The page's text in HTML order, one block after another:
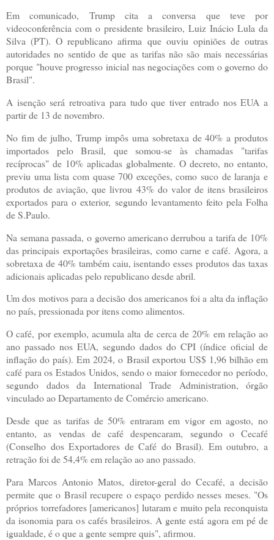
Em comunicado, Trump cita a conversa que teve por
videoconferência com o presidente brasileiro, Luiz Inácio Lula da
Silva (PT). O republicano afirma que ouviu opiniões de outras
autoridades no sentido de que as tarifas não são mais necessárias
porque "houve progresso inicial nas negociações com o governo do
Brasil".
A isenção será retroativa para tudo que tiver entrado nos EUA a
partir de 13 de novembro.
No fim de julho, Trump impôs uma sobretaxa de 40% a produtos
importados pelo Brasil, que somou-se às chamadas "tarifas
recíprocas" de 10% aplicadas globalmente. O decreto, no entanto,
previu uma lista com quase 700 exceções, como suco de laranja e
produtos de aviação, que livrou 43% do valor de itens brasileiros
exportados para o exterior, segundo levantamento feito pela Folha
de S.Paulo.
Na semana passada, o governo americano derrubou a tarifa de 10%
das principais exportações brasileiras, como carne e café. Agora, a
sobretaxa de 40% também caiu, isentando esses produtos das taxas
adicionais aplicadas pelo republicano desde abril.
Um dos motivos para a decisão dos americanos foi a alta da inflação
no país, pressionada por itens como alimentos.
O café, por exemplo, acumula alta de cerca de 20% em relação ao
ano passado nos EUA, segundo dados do CPI (índice oficial de
inflação do país). Em 2024, o Brasil exportou US$ 1,96 bilhão em
café para os Estados Unidos, sendo o maior fornecedor no período,
segundo dados da International Trade Administration, órgão
vinculado ao Departamento de Comércio americano.
Desde que as tarifas de 50% entraram em vigor em agosto, no
entanto, as vendas de café despencaram, segundo o Cecafé
(Conselho dos Exportadores de Café do Brasil). Em outubro, a
retração foi de 54,4% em relação ao ano passado.
Para Marcos Antonio Matos, diretor-geral do Cecafé, a decisão
permite que o Brasil recupere o espaço perdido nesses meses. "Os
próprios torrefadores [americanos] lutaram e muito pela reconquista
da isonomia para os cafés brasileiros. A gente está agora em pé de
igualdade, é o que a gente sempre quis", afirmou.